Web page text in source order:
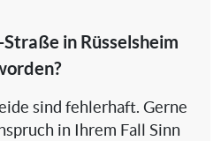
in Rüsselsheim
sind fehlerhaft. Gerne
in Ihrem Fall Sinn